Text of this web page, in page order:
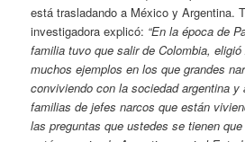
está trasladando a México y Argentina.
investigadora explicó: “En la época de
familia tuvo que salir de Colombia,
muchos ejemplos en los que grandes
conviviendo con la sociedad argentina y
familias de jefes narcos que están
las preguntas que ustedes se tienen